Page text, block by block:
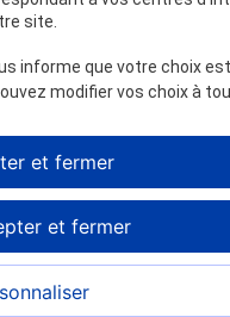
site.
informe que votre choix est
modifier vos choix à
et fermer
et fermer